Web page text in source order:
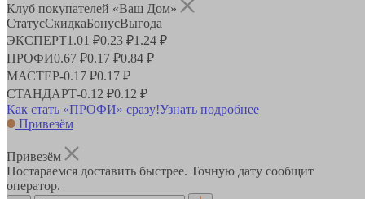
Клуб покупателей «Ваш Дом»
СтатусСкидкаБонусВыгода
ЭКСПЕРТ1.01 ₽0.23 ₽1.24 ₽
ПРОФИ0.67 ₽0.17 ₽0.84 ₽
МАСТЕР-0.17 ₽0.17 ₽
СТАНДАРТ-0.12 ₽0.12 ₽
Как стать «ПРОФИ» сразу!Узнать подробнее
Привезём
Привезём
Постараемся доставить быстрее. Точную дату сообщит
оператор.